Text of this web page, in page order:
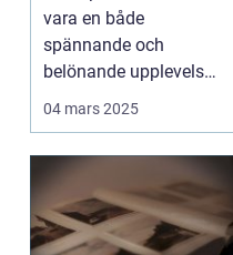
vara en både
spännande och
belönande upplevelse.
Det handlar...
04 mars 2025